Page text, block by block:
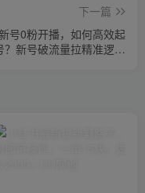
下一篇
号0粉开播，如何高效起
？新号破流量拉精准逻辑